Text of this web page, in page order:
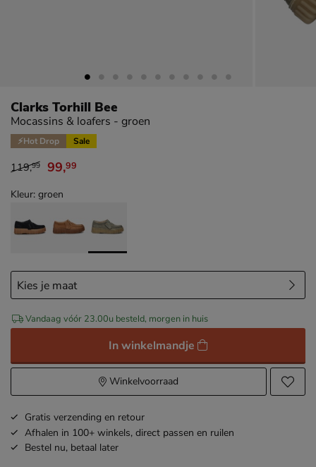
Clarks Torhill Bee
Mocassins & loafers - groen
⚡Hot Drop Sale
van € 119,99 voor € 99,99
119,99 99,99
Kleur: groen
Vandaag vóór 23.00u besteld, morgen in huis
In winkelmandje
Winkelvoorraad
Gratis verzending en retour
Afhalen in 100+ winkels, direct passen en ruilen
Bestel nu, betaal later